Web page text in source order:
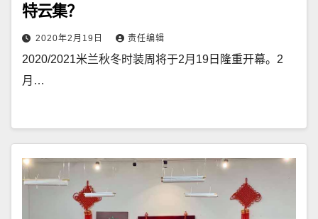
特云集？
2020年2月19日 责任编辑
2020/2021米兰秋冬时装周将于2月19日隆重开幕。2
月…